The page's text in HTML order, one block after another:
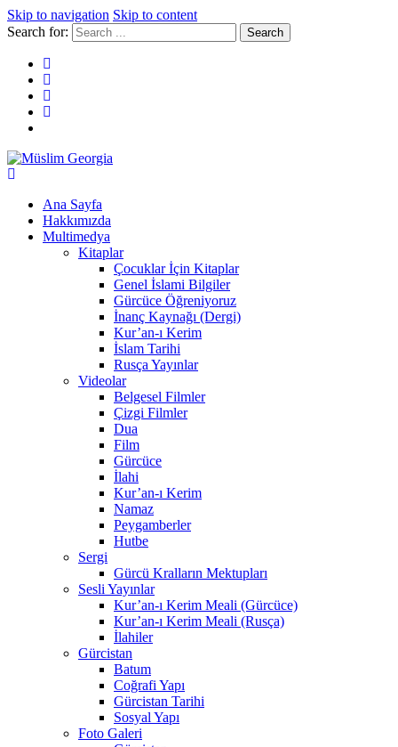
Skip to navigation Skip to content
Search for:
Ana Sayfa
Hakkımızda
Multimedya
Kitaplar
Çocuklar İçin Kitaplar
Genel İslami Bilgiler
Gürcüce Öğreniyoruz
İnanç Kaynağı (Dergi)
Kur’an-ı Kerim
İslam Tarihi
Rusça Yayınlar
Videolar
Belgesel Filmler
Çizgi Filmler
Dua
Film
Gürcüce
İlahi
Kur’an-ı Kerim
Namaz
Peygamberler
Hutbe
Sergi
Gürcü Kralların Mektupları
Sesli Yayınlar
Kur’an-ı Kerim Meali (Gürcüce)
Kur’an-ı Kerim Meali (Rusça)
İlahiler
Gürcistan
Batum
Coğrafi Yapı
Gürcistan Tarihi
Sosyal Yapı
Foto Galeri